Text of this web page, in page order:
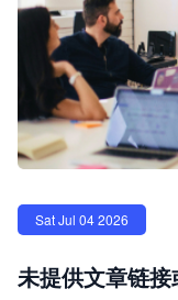
Sat Jul 04 2026
未提供文章链